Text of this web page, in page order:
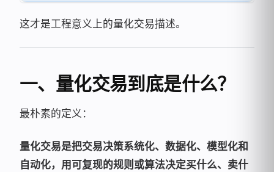
这才是工程意义上的量化交易描述。
一、量化交易到底是什么？
最朴素的定义：
量化交易是把交易决策系统化、数据化、模型化和
自动化，用可复现的规则或算法决定买什么、卖什